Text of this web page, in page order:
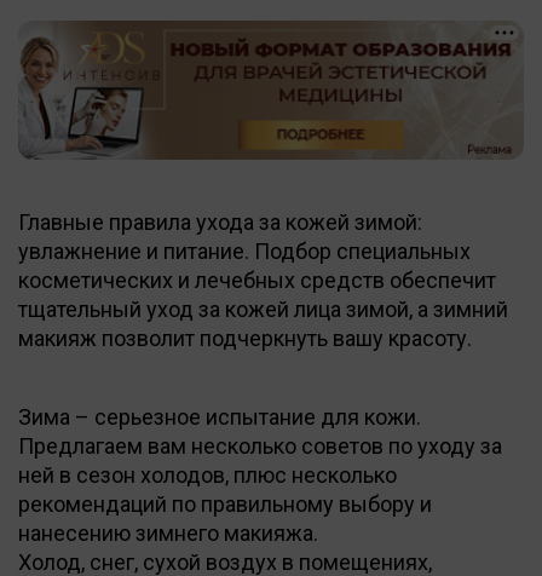
Главные правила ухода за кожей зимой:
увлажнение и питание. Подбор специальных
косметических и лечебных средств обеспечит
тщательный уход за кожей лица зимой, а зимний
макияж позволит подчеркнуть вашу красоту.
Зима – серьезное испытание для кожи.
Предлагаем вам несколько советов по уходу за
ней в сезон холодов, плюс несколько
рекомендаций по правильному выбору и
нанесению зимнего макияжа.
Холод, снег, сухой воздух в помещениях,